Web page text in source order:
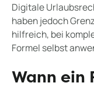
Digitale
haben jedoch
hilfreich, bei
Formel selbst
Wann ein